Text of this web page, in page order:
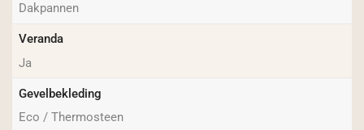
Dakpannen
Veranda
Ja
Gevelbekleding
Eco / Thermosteen